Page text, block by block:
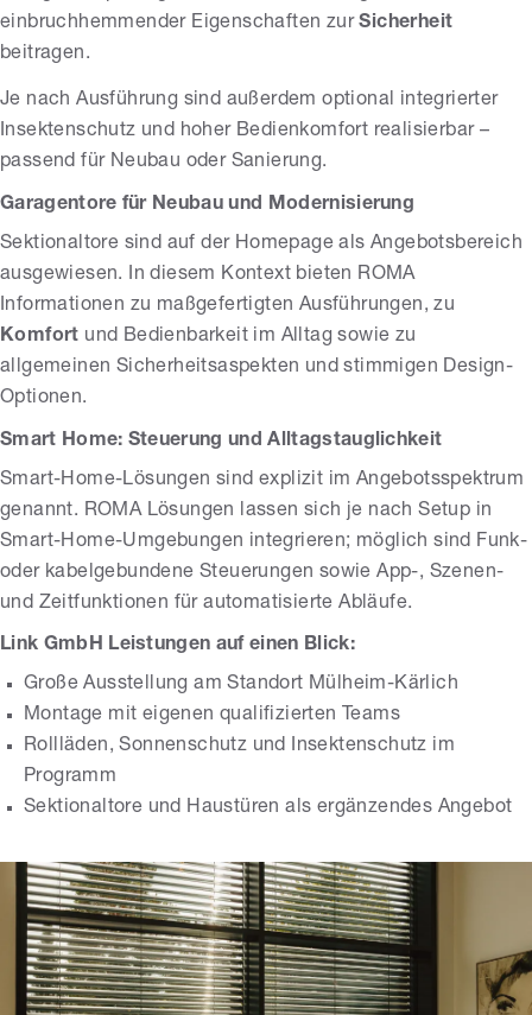
einbruchhemmender Eigenschaften zurSicherheit
beitragen.
Je nach Ausführung sind außerdem optional integrierter
Insektenschutz und hoher Bedienkomfort realisierbar –
passend für Neubau oder Sanierung.
Garagentore für Neubau und Modernisierung
Sektionaltore sind auf der Homepage als Angebotsbereich
ausgewiesen. In diesem Kontext bieten ROMA
Informationen zu maßgefertigten Ausführungen, zu
Komfort und Bedienbarkeit im Alltag sowie zu
allgemeinen Sicherheitsaspekten und stimmigen Design-
Optionen.
Smart Home: Steuerung und Alltagstauglichkeit
Smart-Home-Lösungen sind explizit im Angebotsspektrum
genannt. ROMA Lösungen lassen sich je nach Setup in
Smart-Home-Umgebungen integrieren; möglich sind Funk-
oder kabelgebundene Steuerungen sowie App-, Szenen-
und Zeitfunktionen für automatisierte Abläufe.
Link GmbH Leistungen auf einen Blick:
Große Ausstellung am Standort Mülheim-Kärlich
Montage mit eigenen qualifizierten Teams
Rollläden, Sonnenschutz und Insektenschutz im
Programm
Sektionaltore und Haustüren als ergänzendes Angebot